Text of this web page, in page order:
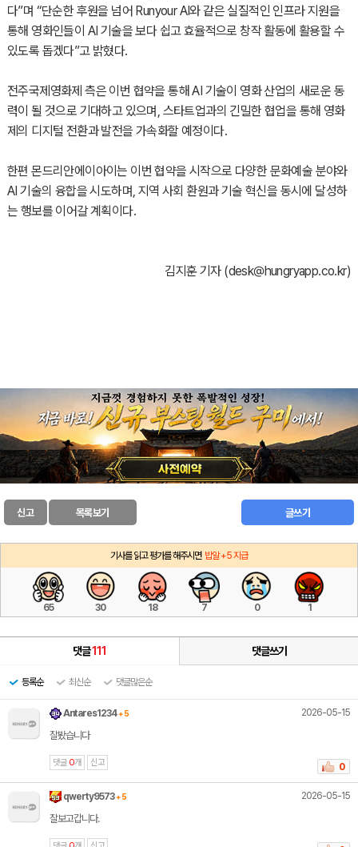
다”며 “단순한 후원을 넘어 Runyour AI와 같은 실질적인 인프라 지원을
통해 영화인들이 AI 기술을 보다 쉽고 효율적으로 창작 활동에 활용할 수
있도록 돕겠다”고 밝혔다.
전주국제영화제 측은 이번 협약을 통해 AI 기술이 영화 산업의 새로운 동
력이 될 것으로 기대하고 있으며, 스타트업과의 긴밀한 협업을 통해 영화
제의 디지털 전환과 발전을 가속화할 예정이다.
한편 몬드리안에이아이는 이번 협약을 시작으로 다양한 문화예술 분야와
AI 기술의 융합을 시도하며, 지역 사회 환원과 기술 혁신을 동시에 달성하
는 행보를 이어갈 계획이다.
김지훈 기자 (desk@hungryapp.co.kr)
신고 글쓰기
목록보기
기사를 읽고 평가를 해주시면 밥알 +5 지급
65 30 18 7 0 1
댓글111 댓글쓰기
등록순 최신순 댓글많은순
Antares1234+ 5 2026-05-15
잘봤습니다
댓글 0개 신고 0
qwerty9573+ 5 2026-05-15
잘보고갑니다.